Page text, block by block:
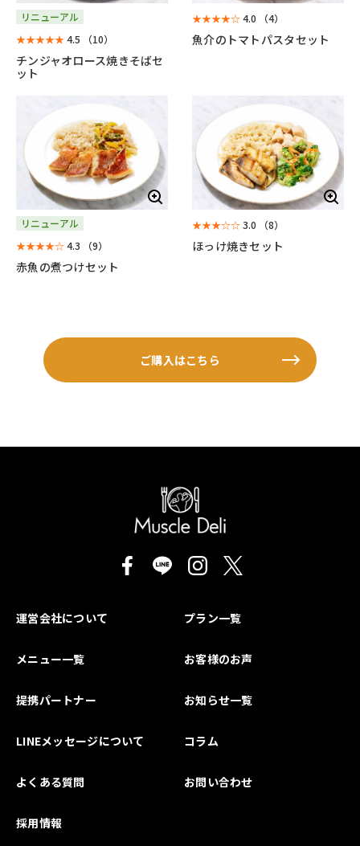
リニューアル
★★★★★4.5 （10）
チンジャオロース焼きそばセ
ット
★★★★☆4.0 （4）
魚介のトマトパスタセット
リニューアル
★★★★☆4.3 （9）
赤魚の煮つけセット
★★★☆☆3.0 （8）
ほっけ焼きセット
ご購入はこちら
運営会社について プラン一覧
メニュー一覧 お客様のお声
提携パートナー お知らせ一覧
LINEメッセージについて コラム
よくある質問 お問い合わせ
採用情報